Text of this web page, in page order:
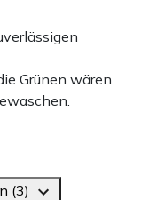
Grünen wären
(3)